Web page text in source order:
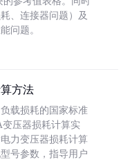
、连接器问题）及
问题。
方法
载损耗的国家标准
变压器损耗计算实
力变压器损耗计算
号参数，指导用户